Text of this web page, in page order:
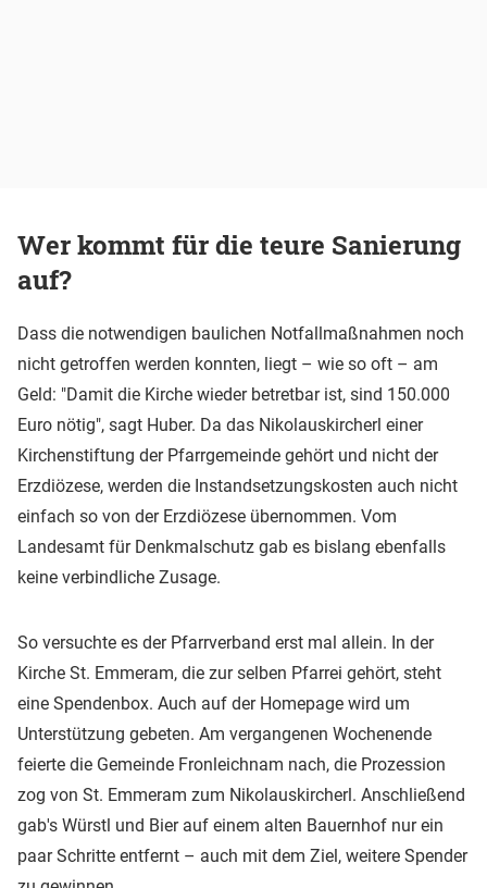
Wer kommt für die teure Sanierung
auf?
Dass die notwendigen baulichen Notfallmaßnahmen noch
nicht getroffen werden konnten, liegt – wie so oft – am
Geld: "Damit die Kirche wieder betretbar ist, sind 150.000
Euro nötig", sagt Huber. Da das Nikolauskircherl einer
Kirchenstiftung der Pfarrgemeinde gehört und nicht der
Erzdiözese, werden die Instandsetzungskosten auch nicht
einfach so von der Erzdiözese übernommen. Vom
Landesamt für Denkmalschutz gab es bislang ebenfalls
keine verbindliche Zusage.
So versuchte es der Pfarrverband erst mal allein. In der
Kirche St. Emmeram, die zur selben Pfarrei gehört, steht
eine Spendenbox. Auch auf der Homepage wird um
Unterstützung gebeten. Am vergangenen Wochenende
feierte die Gemeinde Fronleichnam nach, die Prozession
zog von St. Emmeram zum Nikolauskircherl. Anschließend
gab's Würstl und Bier auf einem alten Bauernhof nur ein
paar Schritte entfernt – auch mit dem Ziel, weitere Spender